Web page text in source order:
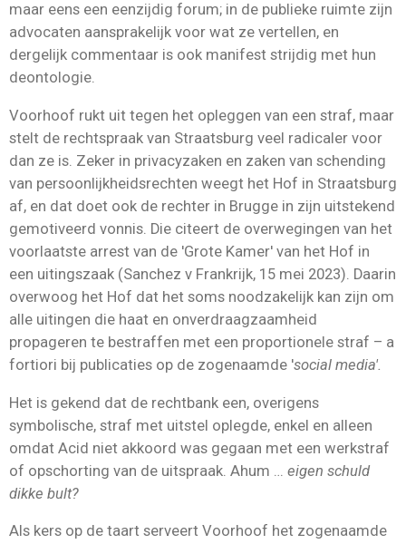
maar eens een eenzijdig forum; in de publieke ruimte zijn
advocaten aansprakelijk voor wat ze vertellen, en
dergelijk commentaar is ook manifest strijdig met hun
deontologie.
Voorhoof rukt uit tegen het opleggen van een straf, maar
stelt de rechtspraak van Straatsburg veel radicaler voor
dan ze is. Zeker in privacyzaken en zaken van schending
van persoonlijkheidsrechten weegt het Hof in Straatsburg
af, en dat doet ook de rechter in Brugge in zijn uitstekend
gemotiveerd vonnis. Die citeert de overwegingen van het
voorlaatste arrest van de 'Grote Kamer' van het Hof in
een uitingszaak (Sanchez v Frankrijk, 15 mei 2023). Daarin
overwoog het Hof dat het soms noodzakelijk kan zijn om
alle uitingen die haat en onverdraagzaamheid
propageren te bestraffen met een proportionele straf – a
fortiori bij publicaties op de zogenaamde 'social media'.
Het is gekend dat de rechtbank een, overigens
symbolische, straf met uitstel oplegde, enkel en alleen
omdat Acid niet akkoord was gegaan met een werkstraf
of opschorting van de uitspraak. Ahum … eigen schuld
dikke bult?
Als kers op de taart serveert Voorhoof het zogenaamde